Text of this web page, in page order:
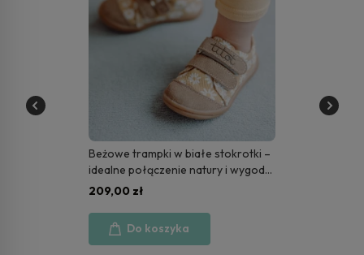
Beżowe trampki w białe stokrotki –
idealne połączenie natury i wygody
| Beige Daisy
209,00 zł
Do koszyka